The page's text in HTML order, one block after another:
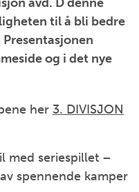
til å bli bedre
og i det nye
her 3. DIVISJON
med seriespillet –
spennende kamper